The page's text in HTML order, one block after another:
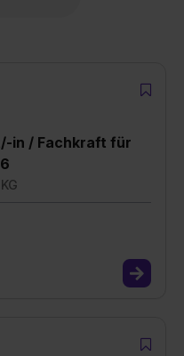
in / Fachkraft für